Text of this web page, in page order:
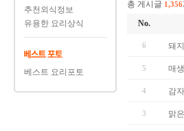
추천외식정보
유용한 요리상식
베스트 요리포토
총 게시글 1,356
No.
6 돼
5 매
4 감
3 맑